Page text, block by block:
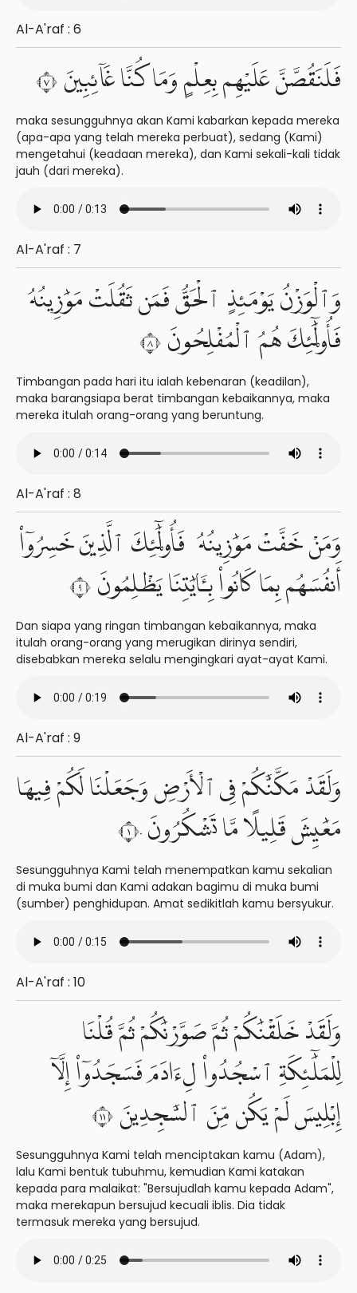
Al-A'raf : 6
فَلَنَقُصَّنَّ عَلَيْهِم بِعِلْمٍ وَمَا كُنَّا غَآئِبِينَ ٧
maka sesungguhnya akan Kami kabarkan kepada mereka
(apa-apa yang telah mereka perbuat), sedang (Kami)
mengetahui (keadaan mereka), dan Kami sekali-kali tidak
jauh (dari mereka).
Al-A'raf : 7
وَٱلْوَزْنُ يَوْمَئِذٍ ٱلْحَقُّ فَمَن ثَقُلَتْ مَوَٰزِينُهُۥ
فَأُو۟لَٰٓئِكَ هُمُ ٱلْمُفْلِحُونَ ٨
Timbangan pada hari itu ialah kebenaran (keadilan),
maka barangsiapa berat timbangan kebaikannya, maka
mereka itulah orang-orang yang beruntung.
Al-A'raf : 8
وَمَنْ خَفَّتْ مَوَٰزِينُهُۥ فَأُو۟لَٰٓئِكَ ٱلَّذِينَ خَسِرُوٓا۟
أَنفُسَهُم بِمَا كَانُوا۟ بِـَٔايَٰتِنَا يَظْلِمُونَ ٩
Dan siapa yang ringan timbangan kebaikannya, maka
itulah orang-orang yang merugikan dirinya sendiri,
disebabkan mereka selalu mengingkari ayat-ayat Kami.
Al-A'raf : 9
وَلَقَدْ مَكَّنَّٰكُمْ فِى ٱلْأَرْضِ وَجَعَلْنَا لَكُمْ فِيهَا
مَعَٰيِشَ قَلِيلًا مَّا تَشْكُرُونَ ١٠
Sesungguhnya Kami telah menempatkan kamu sekalian
di muka bumi dan Kami adakan bagimu di muka bumi
(sumber) penghidupan. Amat sedikitlah kamu bersyukur.
Al-A'raf : 10
وَلَقَدْ خَلَقْنَٰكُمْ ثُمَّ صَوَّرْنَٰكُمْ ثُمَّ قُلْنَا
لِلْمَلَٰٓئِكَةِ ٱسْجُدُوا۟ لِءَادَمَ فَسَجَدُوٓا۟ إِلَّآ
إِبْلِيسَ لَمْ يَكُن مِّنَ ٱلسَّٰجِدِينَ ١١
Sesungguhnya Kami telah menciptakan kamu (Adam),
lalu Kami bentuk tubuhmu, kemudian Kami katakan
kepada para malaikat: "Bersujudlah kamu kepada Adam",
maka merekapun bersujud kecuali iblis. Dia tidak
termasuk mereka yang bersujud.